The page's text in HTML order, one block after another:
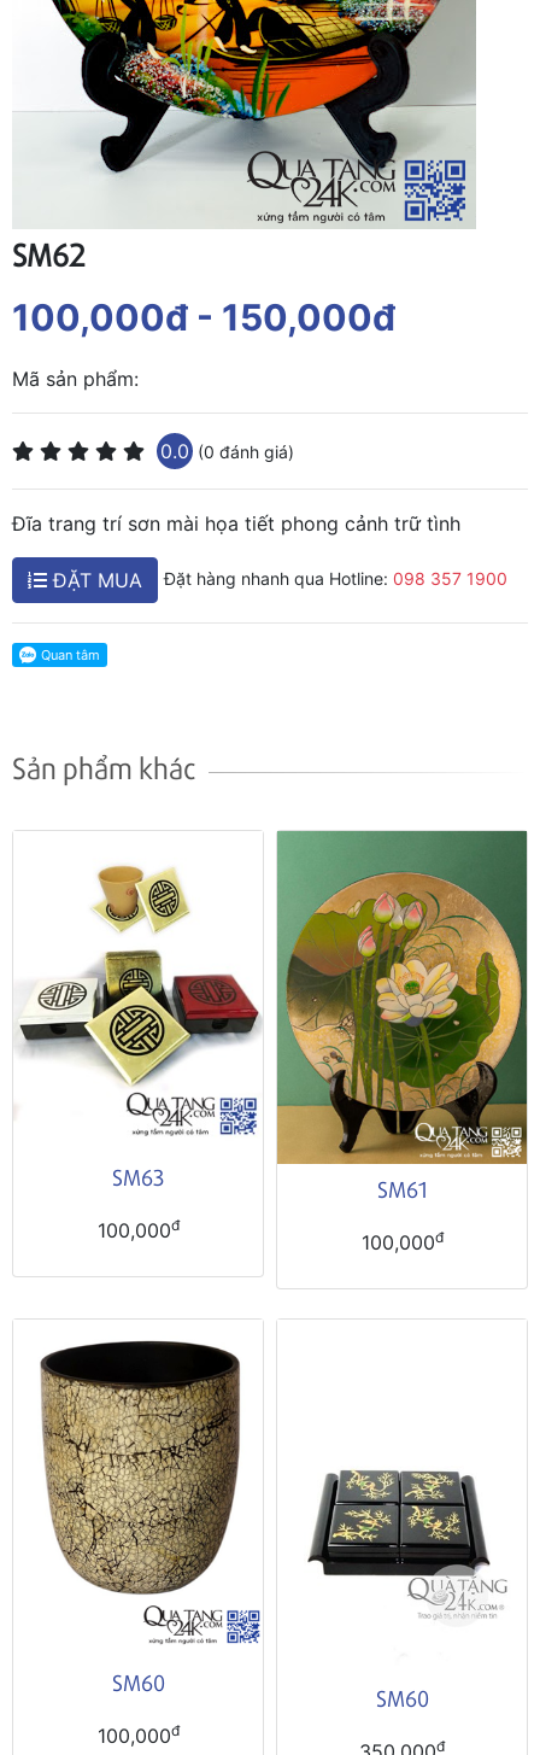
SM62
100,000đ - 150,000đ
Mã sản phẩm:
0.0 (0 đánh giá)
Đĩa trang trí sơn mài họa tiết phong cảnh trữ tình
ĐẶT MUA Đặt hàng nhanh qua Hotline: 098 357 1900
Sản phẩm khác
SM63
100,000đ
SM61
100,000đ
SM60
100,000đ
SM60
đ